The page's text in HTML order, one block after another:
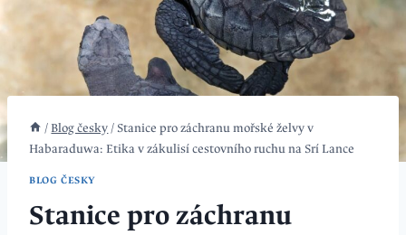
/ Blog česky / Stanice pro záchranu mořské želvy v
Habaraduwa: Etika v zákulisí cestovního ruchu na Srí Lance
BLOG ČESKY
Stanice pro záchranu